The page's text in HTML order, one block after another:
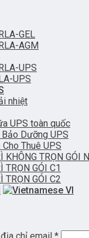
GEL
AGM
UPS
UPS
nhiệt
UPS toàn quốc
Bảo Dưỡng UPS
Thuê UPS
KHÔNG TRỌN GÓI
TRỌN GÓI C1
TRỌN GÓI C2
VI